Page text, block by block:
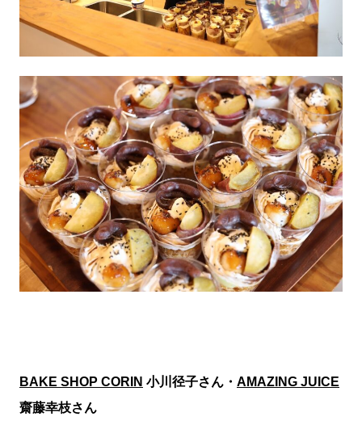
BAKE SHOP CORIN 小川径子さん・ AMAZING JUICE
齋藤幸枝さん